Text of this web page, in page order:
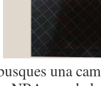
una